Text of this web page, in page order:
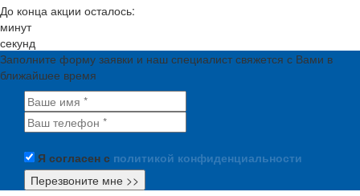
До конца акции осталось:
минут
секунд
Заполните форму заявки и наш специалист свяжется с Вами в
ближайшее время
Я согласен с политикой конфиденциальности